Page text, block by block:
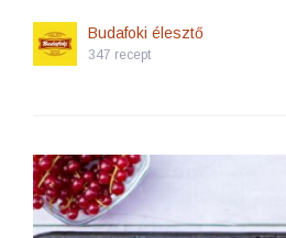
Budafoki élesztő
347 recept